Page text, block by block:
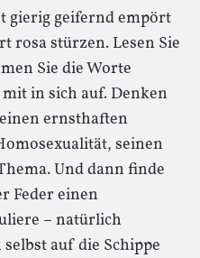
gierig geifernd empört
rosa stürzen. Lesen Sie
Sie die Worte
in sich auf. Denken
ernsthaften
seinen
Und dann finde
Feder einen
– natürlich
auf die Schippe